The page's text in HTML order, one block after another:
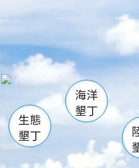
龜山 海生館
恆春
龍鑾潭自
瓊麻館
關山
白砂
生態
墾丁
海洋
墾丁